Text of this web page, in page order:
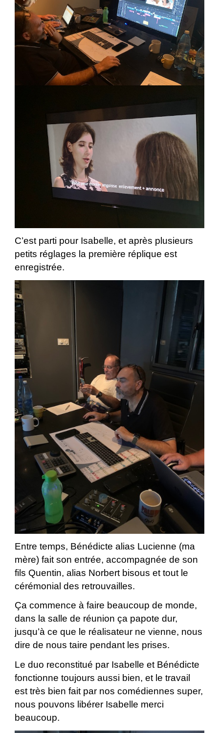
C’est parti pour Isabelle, et après plusieurs
petits réglages la première réplique est
enregistrée.
Entre temps, Bénédicte alias Lucienne (ma
mère) fait son entrée, accompagnée de son
fils Quentin, alias Norbert bisous et tout le
cérémonial des retrouvailles.
Ça commence à faire beaucoup de monde,
dans la salle de réunion ça papote dur,
jusqu’à ce que le réalisateur ne vienne, nous
dire de nous taire pendant les prises.
Le duo reconstitué par Isabelle et Bénédicte
fonctionne toujours aussi bien, et le travail
est très bien fait par nos comédiennes super,
nous pouvons libérer Isabelle merci
beaucoup.